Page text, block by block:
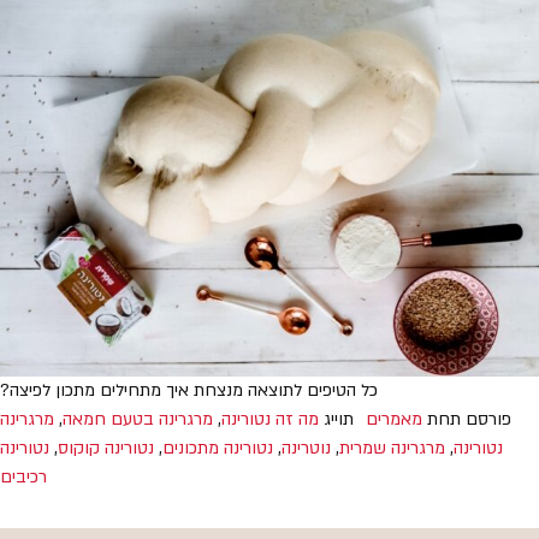
כל הטיפים לתוצאה מנצחת איך מתחילים מתכון לפיצה?
פורסם תחת מאמרים תוייג מה זה נטורינה, מרגרינה בטעם חמאה, מרגרינה
נטורינה, מרגרינה שמרית, נוטרינה, נטורינה מתכונים, נטורינה קוקוס, נטורינה
רכיבים